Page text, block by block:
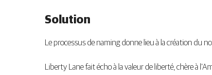
Solution
Le processus de naming donne lieu à la création du
Liberty Lane fait écho à la valeur de liberté, chère à